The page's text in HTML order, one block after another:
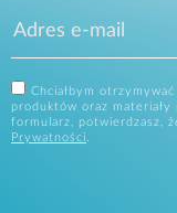
Chciałbym
produktów oraz
formularz, potwierdzasz,
Prywatności.